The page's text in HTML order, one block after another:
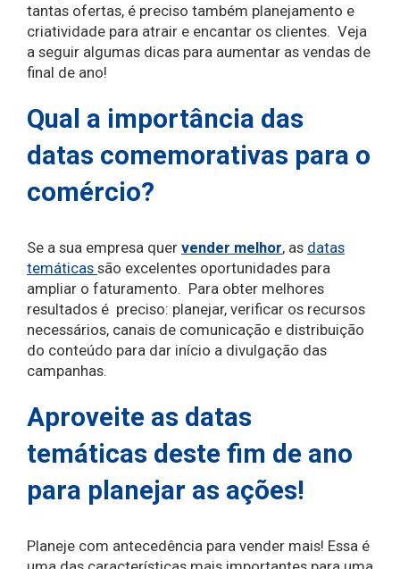
tantas ofertas, é preciso também planejamento e
criatividade para atrair e encantar os clientes. Veja
a seguir algumas dicas para aumentar as vendas de
final de ano!
Qual a importância das
datas comemorativas para o
comércio?
Se a sua empresa quer vender melhor, as datas
temáticas são excelentes oportunidades para
ampliar o faturamento. Para obter melhores
resultados é preciso: planejar, verificar os recursos
necessários, canais de comunicação e distribuição
do conteúdo para dar início a divulgação das
campanhas.
Aproveite as datas
temáticas deste fim de ano
para planejar as ações!
Planeje com antecedência para vender mais! Essa é